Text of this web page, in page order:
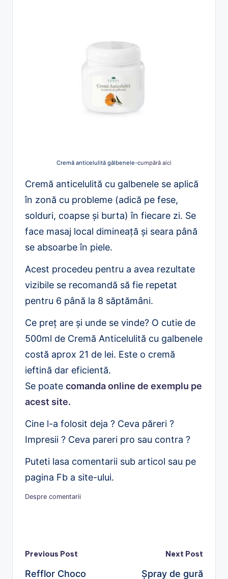
Cremă anticelulită gălbenele-cumpără aici
Cremă anticelulită cu galbenele se aplică
în zonă cu probleme (adică pe fese,
solduri, coapse și burta) în fiecare zi. Se
face masaj local dimineață și seara până
se absoarbe în piele.
Acest procedeu pentru a avea rezultate
vizibile se recomandă să fie repetat
pentru 6 până la 8 săptămâni.
Ce preț are și unde se vinde? O cutie de
500ml de Cremă Anticelulită cu galbenele
costă aprox 21 de lei. Este o cremă
ieftină dar eficientă.
Se poate comanda online de exemplu pe
acest site.
Cine l-a folosit deja ? Ceva păreri ?
Impresii ? Ceva pareri pro sau contra ?
Puteti lasa comentarii sub articol sau pe
pagina Fb a site-ului.
Despre comentarii
Post
Previous Post
Refflor Choco
Next Post
Șpray de gură